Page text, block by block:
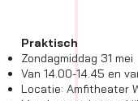
Praktisch
Zondagmiddag 31 mei
Van 14.00-14.45 en
Locatie: Amfitheater